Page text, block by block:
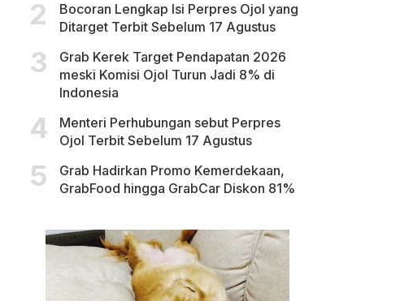
Bocoran Lengkap Isi Perpres Ojol yang
Ditarget Terbit Sebelum 17 Agustus
Grab Kerek Target Pendapatan 2026
meski Komisi Ojol Turun Jadi 8% di
Indonesia
Menteri Perhubungan sebut Perpres
Ojol Terbit Sebelum 17 Agustus
Grab Hadirkan Promo Kemerdekaan,
GrabFood hingga GrabCar Diskon 81%